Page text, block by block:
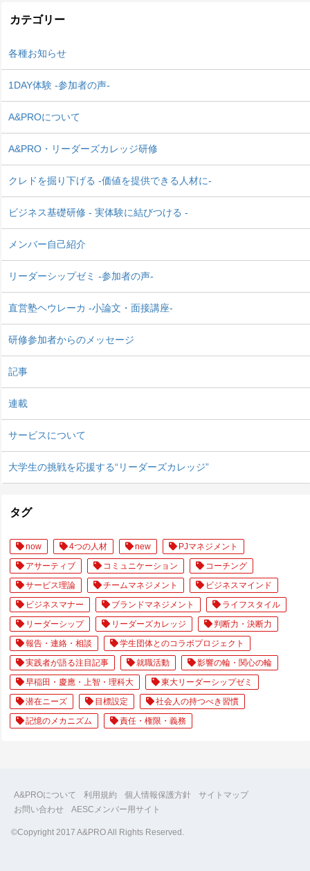
カテゴリー
各種お知らせ
1DAY体験 -参加者の声-
A&PROについて
A&PRO・リーダーズカレッジ研修
クレドを掘り下げる -価値を提供できる人材に-
ビジネス基礎研修 - 実体験に結びつける -
メンバー自己紹介
リーダーシップゼミ -参加者の声-
直営塾ヘウレーカ -小論文・面接講座-
研修参加者からのメッセージ
記事
連載
サービスについて
大学生の挑戦を応援する“リーダーズカレッジ”
タグ
now 4つの人材 new
PJマネジメント
アサーティブ
コミュニケーション
コーチング
サービス理論
チームマネジメント
ビジネスマインド
ビジネスマナー
ブランドマネジメント
ライフスタイル
リーダーシップ
リーダーズカレッジ
判断力・決断力
報告・連絡・相談
学生団体とのコラボプロジェクト
実践者が語る注目記事
就職活動
影響の輪・関心の輪
早稲田・慶應・上智・理科大
東大リーダーシップゼミ
潜在ニーズ
目標設定
社会人の持つべき習慣
記憶のメカニズム
責任・権限・義務
A&PROについて 利用規約 個人情報保護方針
サイトマップ
お問い合わせ
AESCメンバー用サイト
©Copyright 2017 A&PRO All Rights Reserved.